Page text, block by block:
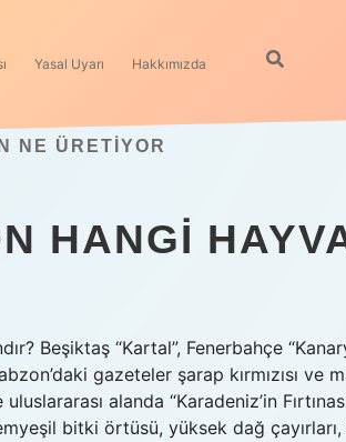
Yasal Uyarı Hakkımızda
NE ÜRETIYOR
HANGI
Beşiktaş “Kartal”, Fenerbahçe
gazeteler şarap kırmızısı ve
alanda “Karadeniz’in
bitki örtüsü, yüksek dağ